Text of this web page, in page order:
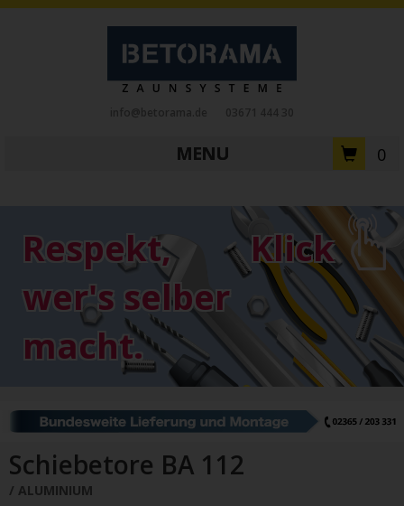
MENU 0
Schiebetore Drehtore Pforten Zaunfelder
Antriebe
Referenzen
Downloads Zubehör
Tore
ALUMINIUM
Schiebetore Industrie
Download
Industrie Zaunsysteme
Klick
Respekt,
wer's selber
macht.
Schiebetore BA 112
ALUMINIUM